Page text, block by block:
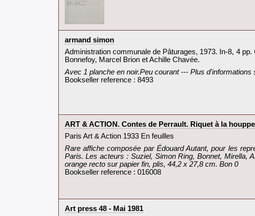
‎armand simon‎
‎Administration communale de Pâturages, 1973. In-8, 4
Bonnefoy, Marcel Brion et Achille Chavée.‎
‎Avec 1 planche en noir.Peu courant --- Plus
Bookseller reference : 8493
‎ART & ACTION. Contes de Perrault. Riquet à la
‎Paris Art & Action 1933 En feuilles‎
‎Rare affiche composée par Édouard Autant, pour les
Paris. Les acteurs : Suziel, Simon Ring, Bonnet, Mirella,
orange recto sur papier fin, plis, 44,2 x 27,8 cm. Bon 0‎
Bookseller reference : 016008
‎Art press 48 - Mai 1981‎